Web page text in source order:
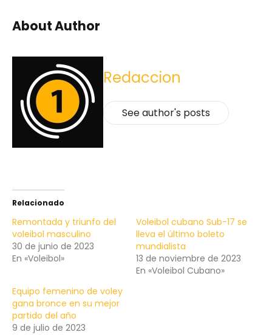
About Author
Redaccion
See author's posts
Relacionado
Remontada y triunfo del
voleibol masculino
30 de junio de 2023
En «Voleibol»
Voleibol cubano Sub-17 se
lleva el último boleto
mundialista
13 de noviembre de 2023
En «Voleibol Cubano»
Equipo femenino de voley
gana bronce en su mejor
partido del año
9 de julio de 2023